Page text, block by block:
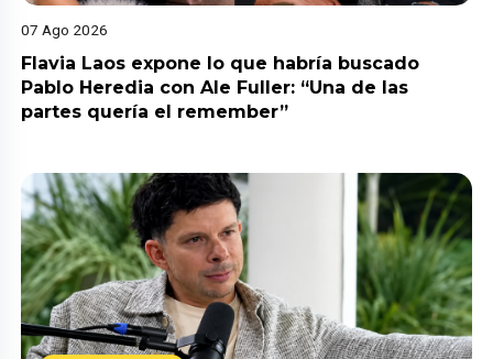
07 Ago 2026
Flavia Laos expone lo que habría buscado
Pablo Heredia con Ale Fuller: “Una de las
partes quería el remember”